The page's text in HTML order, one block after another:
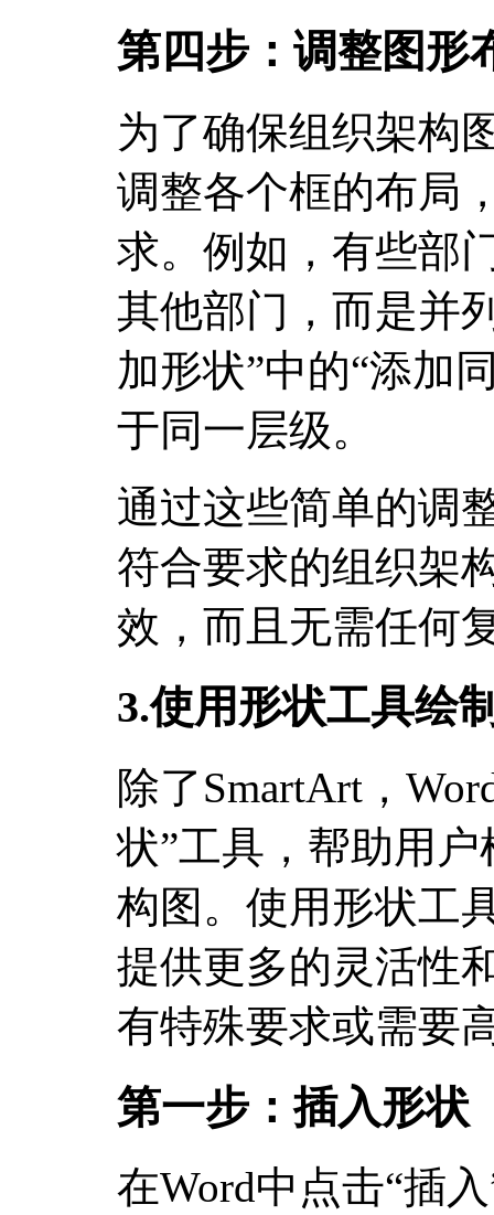
第四步：调整图形
为了确保组织架构
调整各个框的布局
求。例如，有些部
其他部门，而是并
加形状”中的“添加
于同一层级。
通过这些简单的调
符合要求的组织架
效，而且无需任何
3.使用形状工具绘
除了SmartArt，
状”工具，帮助用
构图。使用形状工
提供更多的灵活性
有特殊要求或需要
第一步：插入形状
在Word中点击“插